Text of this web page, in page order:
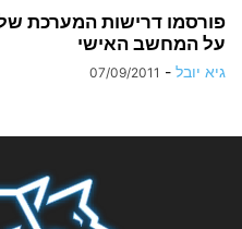
על המחשב האישי
גיא יובל -
07/09/2011